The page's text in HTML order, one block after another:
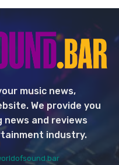
music news,
We provide you
and reviews
industry.